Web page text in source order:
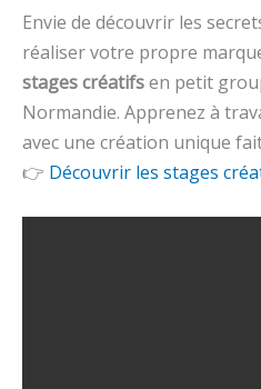
Envie de découvrir les
réaliser votre propre
stages créatifsen petit
Normandie. Apprenez à
avec une création unique
👉 Découvrir les stages